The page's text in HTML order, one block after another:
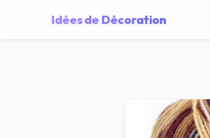
Idées de Décoration